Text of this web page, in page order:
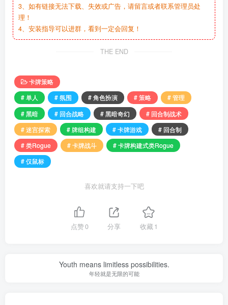
3、如有链接无法下载、失效或广告，请留言或者联系管理员处
理！
4、安装指导可以进群，看到一定会回复！
THE END
卡牌策略
# 单人
# 氛围 # 角色扮演 # 策略
# 管理
# 黑暗
# 回合战略 # 黑暗奇幻
# 回合制战术
# 迷宫探索
# 牌组构建 # 卡牌游戏
# 回合制
# 类Rogue
# 卡牌战斗
# 卡牌构建式类Rogue
# 仅鼠标
喜欢就请支持一下吧
点赞0 分享 收藏1
Youth means limitless possibilities.
年轻就是无限的可能